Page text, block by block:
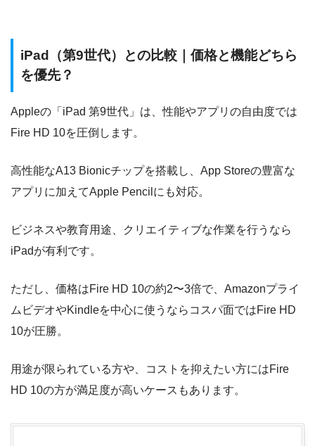
iPad（第9世代）との比較｜価格と機能どちら
を優先？
Appleの「iPad 第9世代」は、性能やアプリの自由度では
Fire HD 10を圧倒します。
高性能なA13 Bionicチップを搭載し、App Storeの豊富な
アプリに加えてApple Pencilにも対応。
ビジネスや教育用途、クリエイティブな作業を行うなら
iPadが有利です。
ただし、価格はFire HD 10の約2〜3倍で、Amazonプライ
ムビデオやKindleを中心に使うならコスパ面ではFire HD
10が圧勝。
用途が限られている方や、コストを抑えたい方にはFire
HD 10の方が満足度が高いケースもあります。